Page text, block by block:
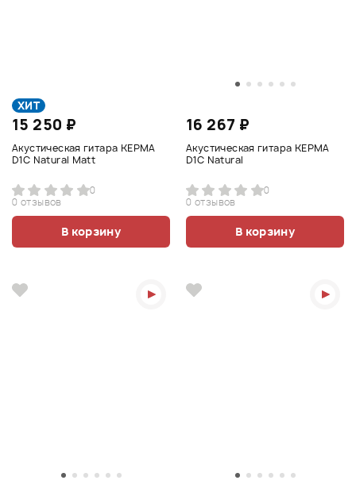
ХИТ
15 250 ₽
Акустическая гитара KEPMA
D1C Natural Matt
0
0 отзывов
В корзину
16 267 ₽
Акустическая гитара KEPMA
D1C Natural
0
0 отзывов
В корзину